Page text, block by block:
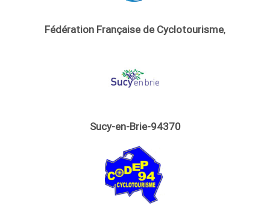
Fédération Française de Cyclotourisme,
Sucy-en-Brie-94370